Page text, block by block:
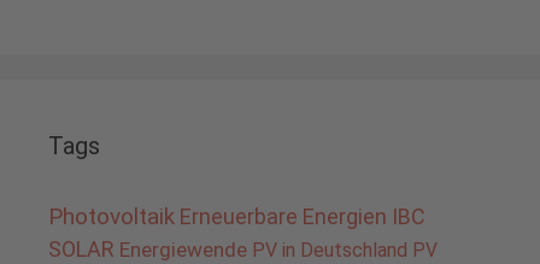
Tags
Photovoltaik Erneuerbare Energien IBC
SOLAR Energiewende PV in Deutschland PV